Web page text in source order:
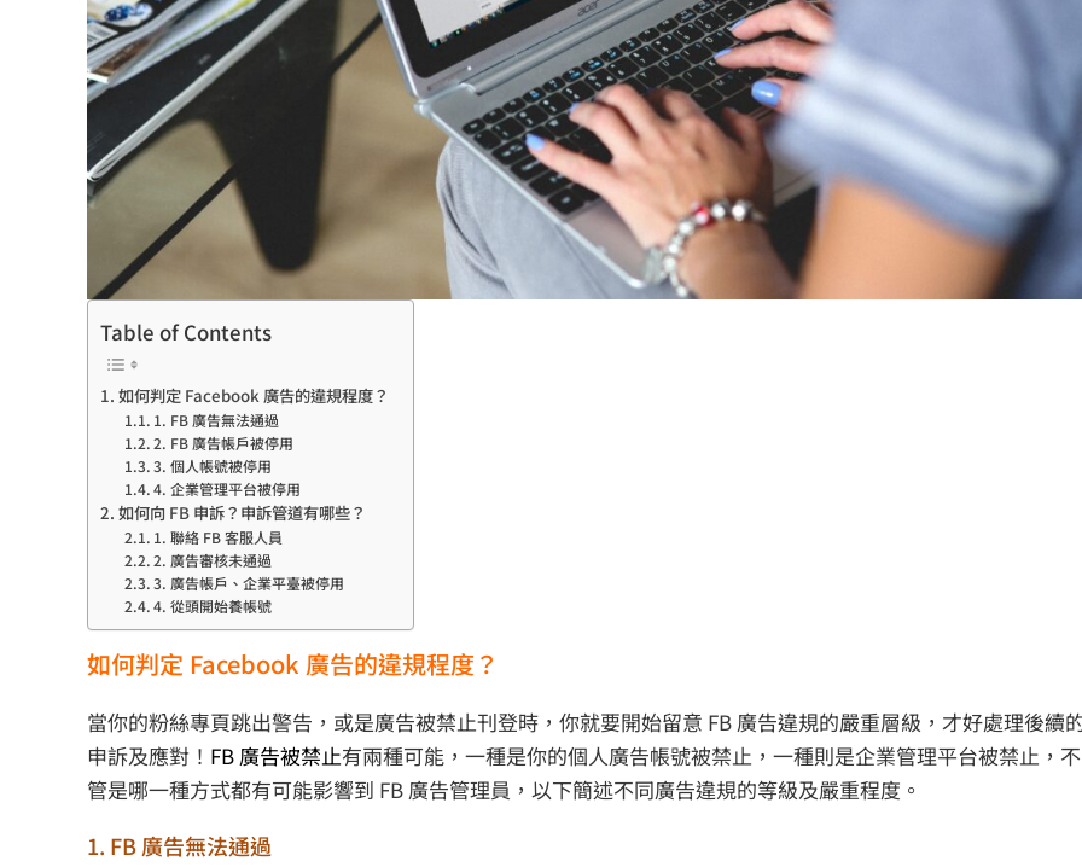
Table of Contents
如何判定 Facebook 廣告的違規程度？
1. FB 廣告無法通過
2. FB 廣告帳戶被停用
3. 個人帳號被停用
4. 企業管理平台被停用
如何向 FB 申訴？申訴管道有哪些？
1. 聯絡 FB 客服人員
2. 廣告審核未通過
3. 廣告帳戶、企業平臺被停用
4. 從頭開始養帳號
如何判定 Facebook 廣告的違規程度？
當你的粉絲專頁跳出警告，或是廣告被禁止刊登時，你就要開始留意 FB 廣告違規的嚴重層級，才好處理後續
申訴及應對！ FB 廣告被禁止有兩種可能，一種是你的個人廣告帳號被禁止，一種則是企業管理平台被禁止，不
管是哪一種方式都有可能影響到 FB 廣告管理員，以下簡述不同廣告違規的等級及嚴重程度。
1. FB 廣告無法通過